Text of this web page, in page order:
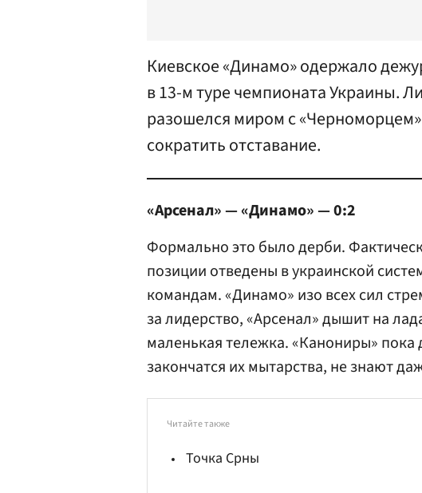
Киевское «Динамо» одержало
в 13-м туре чемпионата Украины.
разошелся миром с
сократить отставание.
«Арсенал» — «Динамо» — 0:2
Формально это было дерби.
позиции отведены в украинской
командам. «Динамо» изо всех сил
за лидерство, «Арсенал» дышит на
маленькая тележка. «Канониры» пока
закончатся их мытарства, не знают
Читайте также
Точка Срны